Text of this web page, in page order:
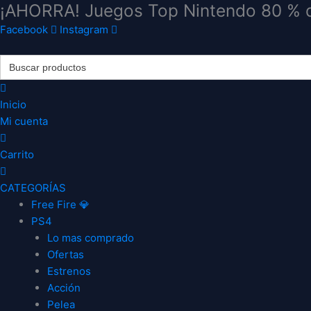
Ir
al
¡AHORRA! Juegos Top Nintendo 80 %
Facebook Instagram
Search
for:
Inicio
Mi cuenta
Carrito
CATEGORÍAS
Free Fire 💎
PS4
Lo mas comprado
Ofertas
Estrenos
Acción
Pelea